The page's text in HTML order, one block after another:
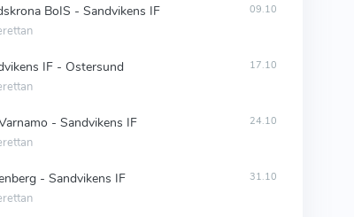
BoIS - Sandvikens IF 09.10
IF - Ostersund 17.10
- Sandvikens IF 24.10
- Sandvikens IF 31.10